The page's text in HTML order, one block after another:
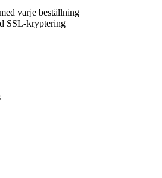
varje beställning
SSL-kryptering